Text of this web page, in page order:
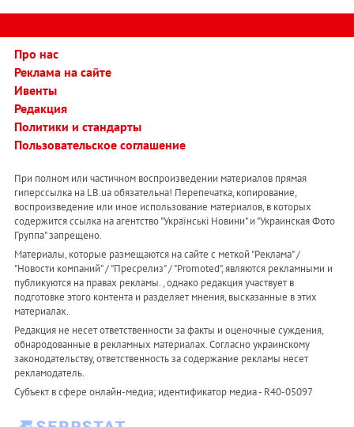
Про нас
Реклама на сайте
Ивенты
Редакция
Политики и стандарты
Пользовательское соглашение
При полном или частичном воспроизведении материалов прямая
гиперссылка на LB.ua обязательна! Перепечатка, копирование,
воспроизведение или иное использование материалов, в которых
содержится ссылка на агентство "Українськi Новини" и "Украинская Фото
Группа" запрещено.
Материалы, которые размещаются на сайте с меткой "Реклама" /
"Новости компаний" / "Пресрелиз" / "Promoted", являются рекламными и
публикуются на правах рекламы. , однако редакция участвует в
подготовке этого контента и разделяет мнения, высказанные в этих
материалах.
Редакция не несет ответственности за факты и оценочные суждения,
обнародованные в рекламных материалах. Согласно украинскому
законодательству, ответственность за содержание рекламы несет
рекламодатель.
Субъект в сфере онлайн-медиа; идентификатор медиа - R40-05097